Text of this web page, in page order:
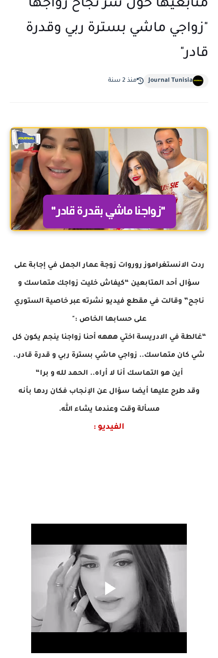
متابعيها حول سرّ نجاح زواجها
"زواجي ماشي بسترة ربي وقدرة
قادر"
Journal Tunisia منذ 2 سنة
ردت الانستغراموز روروات زوجة عمار الجمل في إجابة على
سؤال أحد المتابعين “كيفاش خليت زواجك متماسك و
ناجح” وقالت في مقطع فيديو نشرته عبر خاصية الستوري
على حسابها الخاص :"
“غالطة في الادريسة اختي هههه أحنا زواجنا ينجم يكون كل
شي كان متماسك.. زواجي ماشي بسترة ربي و قدرة قادر..
أين هو التماسك أنا لا أراه.. الحمد لله و برا“
وقد طرح عليها أيضا سؤال عن الإنجاب فكان ردها بأنه
مسألة وقت وعندما يشاء الله.
الفيديو :